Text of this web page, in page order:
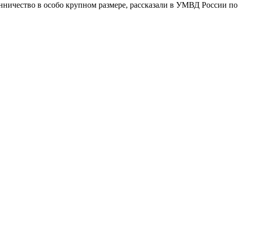
в особо крупном размере, рассказали в УМВД России по